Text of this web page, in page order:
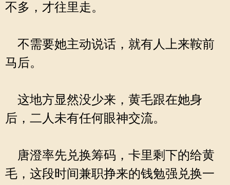
不多，才往里走。
不需要她主动说话，就有人上来鞍前
马后。
这地方显然没少来，黄毛跟在她身
后，二人未有任何眼神交流。
唐澄率先兑换筹码，卡里剩下的给黄
毛，这段时间兼职挣来的钱勉强兑换一